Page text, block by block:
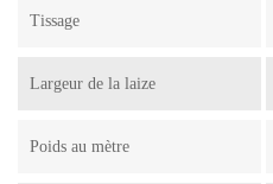
Tissage
Largeur de la laize
Poids au mètre